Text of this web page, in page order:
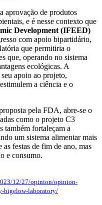
aprovação de produtos
e é nesse contexto que
Development (IFEED)
com apoio bipartidário,
que permitiria o
que, operando no sistema
ecológicas. A
apoio ao projeto,
a ciência e o
pela FDA, abre-se o
como o projeto C3
também fortaleçam a
um sistema alimentar mais
as festas de fim de ano, mas
e consumo.
12/27/opinion/opinion-
bigelow-laboratory/